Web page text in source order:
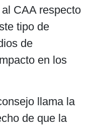
CAA respecto
tipo de
de
en los
llama la
de que la